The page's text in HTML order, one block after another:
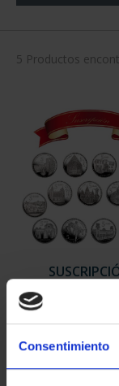
Consentimiento
5 Productos
949,00 €
Sólo para
registrados